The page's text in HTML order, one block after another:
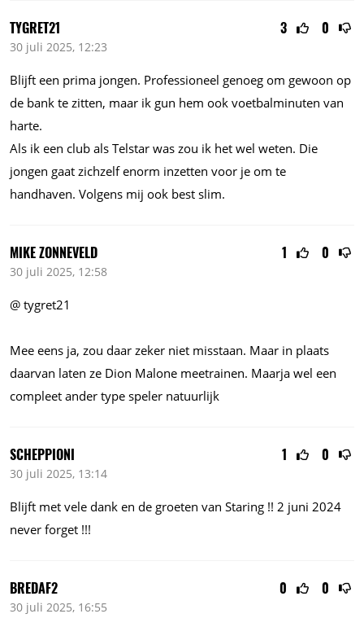
3 0
TYGRET21
30 juli 2025, 12:23
Blijft een prima jongen. Professioneel genoeg om gewoon op
de bank te zitten, maar ik gun hem ook voetbalminuten van
harte.
Als ik een club als Telstar was zou ik het wel weten. Die
jongen gaat zichzelf enorm inzetten voor je om te
handhaven. Volgens mij ook best slim.
1 0
MIKE ZONNEVELD
30 juli 2025, 12:58
@ tygret21
Mee eens ja, zou daar zeker niet misstaan. Maar in plaats
daarvan laten ze Dion Malone meetrainen. Maarja wel een
compleet ander type speler natuurlijk
1 0
SCHEPPIONI
30 juli 2025, 13:14
Blijft met vele dank en de groeten van Staring !! 2 juni 2024
never forget !!!
0 0
BREDAF2
30 juli 2025, 16:55